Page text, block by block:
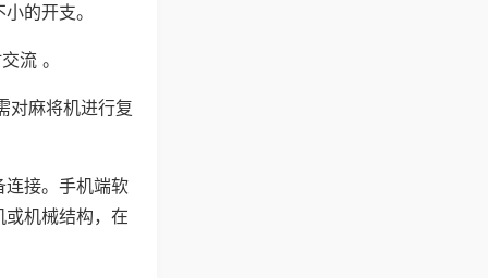
的开支。
流 。
对麻将机进行复
连接。手机端软
机械结构，在